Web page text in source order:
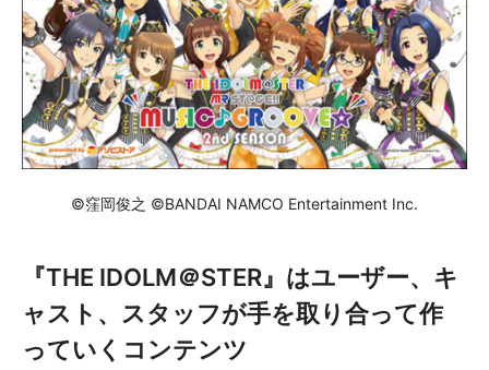
©窪岡俊之 ©BANDAI NAMCO Entertainment Inc.
『THE IDOLM＠STER』はユーザー、キ
ャスト、スタッフが手を取り合って作
っていくコンテンツ